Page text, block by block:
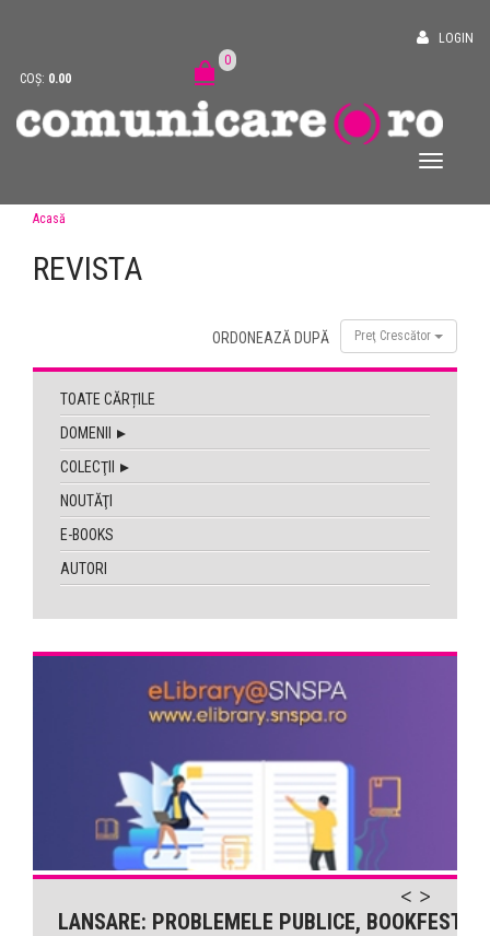
LOGIN
COȘ: 0.00
0
Acasă
REVISTA
Preţ Crescător
ORDONEAZĂ DUPĂ
TOATE CĂRȚILE
DOMENII
COLECŢII
NOUTĂŢI
E-BOOKS
AUTORI
LANSARE: PROBLEMELE PUBLICE, BOOKFEST